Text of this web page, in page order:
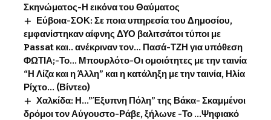
Σκηνώματος-Η εικόνα του Θαύματος
Εύβοια-ΣΟΚ: Σε ποια υπηρεσία του Δημοσίου,
εμφανίστηκαν αίφνης ΔΥΟ βαλιτσάτοι τύποι με
Passat και.. ανέκριναν τον… Πασά-ΤΖΗ για υπόθεση
ΦΩΤΙΑ;-Το… Μπουρλότο-Οι ομοιότητες με την ταινία
“Η Λίζα και η Άλλη” και η κατάληξη με την ταινία, Ηλία
Ρίχτο… (Βίντεο)
Χαλκίδα: Η…”Έξυπνη Πόλη” της Βάκα- Σκαμμένοι
δρόμοι τον Αύγουστο-Ράβε, ξήλωνε -Το …Ψηφιακό